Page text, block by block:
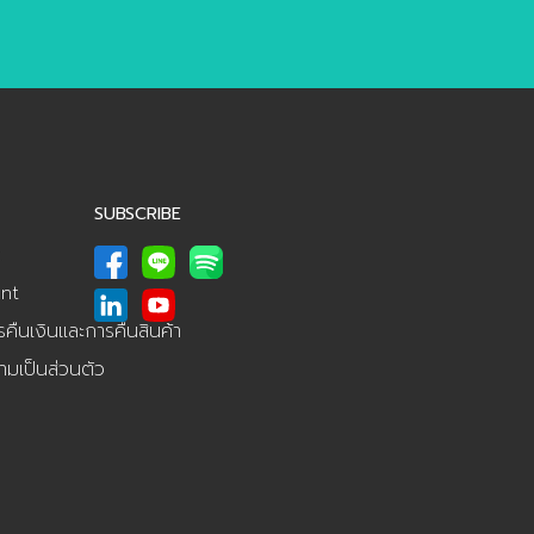
คืนเงินและการคืนสินค้า
มเป็นส่วนตัว
SUBSCRIBE